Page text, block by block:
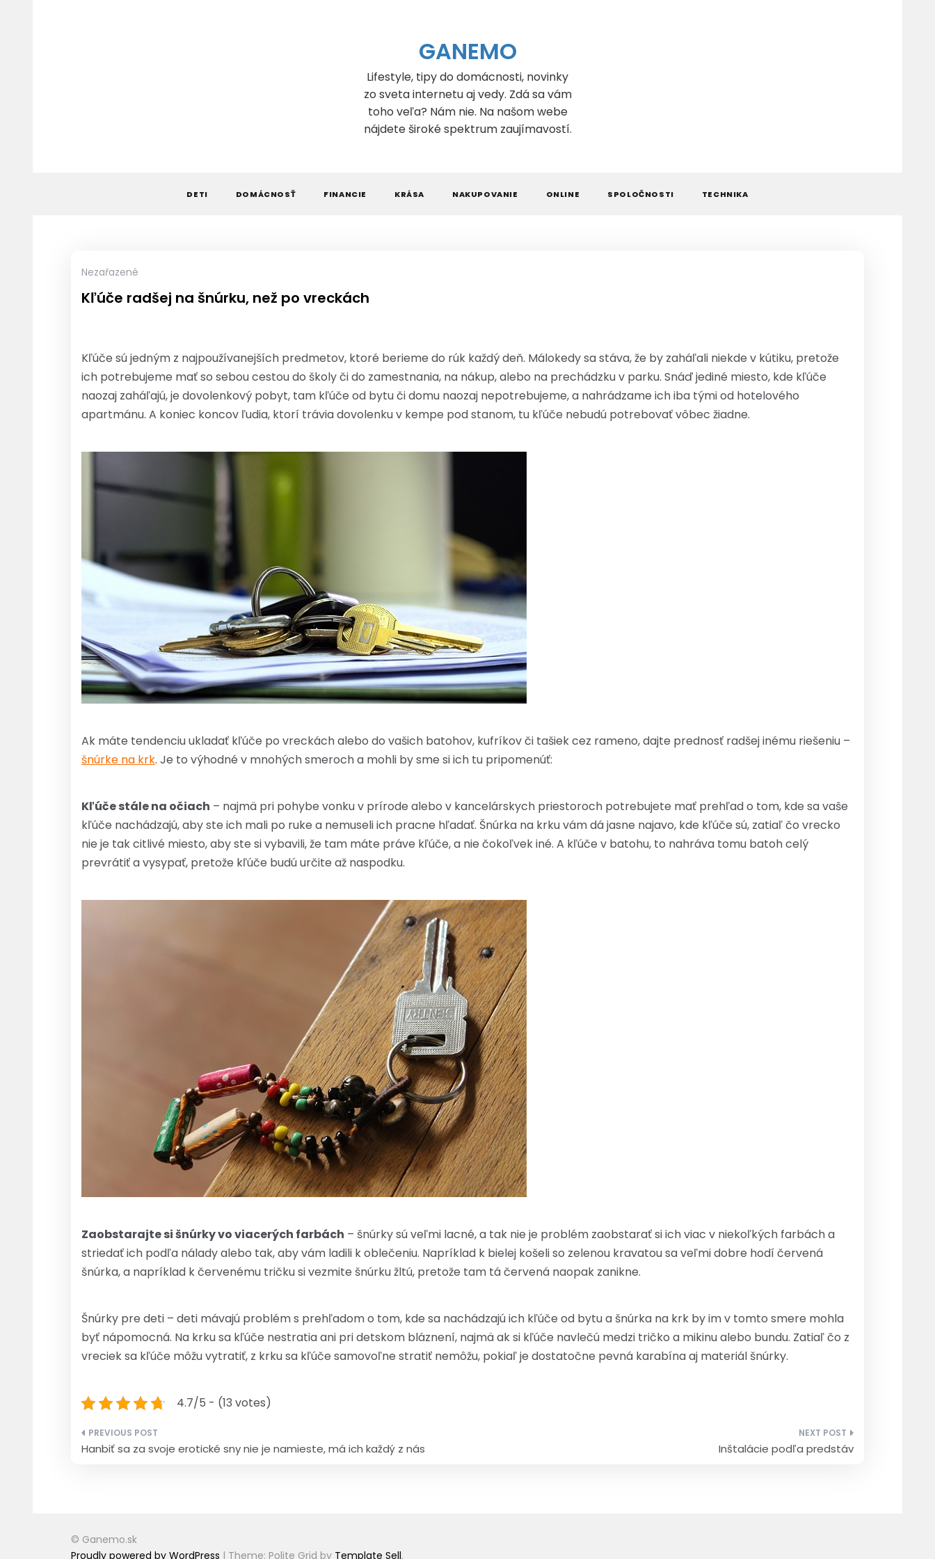
GANEMO
Lifestyle, tipy do domácnosti, novinky
zo sveta internetu aj vedy. Zdá sa vám
toho veľa? Nám nie. Na našom webe
nájdete široké spektrum zaujímavostí.
DETI DOMÁCNOSŤ FINANCIE KRÁSA NAKUPOVANIE ONLINE SPOLOČNOSTI TECHNIKA
Nezařazené
Kľúče radšej na šnúrku, než po vreckách
Kľúče sú jedným z najpoužívanejších predmetov, ktoré berieme do rúk každý deň. Málokedy sa stáva, že by zaháľali niekde v kútiku, pretože
ich potrebujeme mať so sebou cestou do školy či do zamestnania, na nákup, alebo na prechádzku v parku. Snáď jediné miesto, kde kľúče
naozaj zaháľajú, je dovolenkový pobyt, tam kľúče od bytu či domu naozaj nepotrebujeme, a nahrádzame ich iba tými od hotelového
apartmánu. A koniec koncov ľudia, ktorí trávia dovolenku v kempe pod stanom, tu kľúče nebudú potrebovať vôbec žiadne.
Ak máte tendenciu ukladať kľúče po vreckách alebo do vašich batohov, kufríkov či tašiek cez rameno, dajte prednosť radšej inému riešeniu –
šnúrke na krk. Je to výhodné v mnohých smeroch a mohli by sme si ich tu pripomenúť:
Kľúče stále na očiach – najmä pri pohybe vonku v prírode alebo v kancelárskych priestoroch potrebujete mať prehľad o tom, kde sa vaše
kľúče nachádzajú, aby ste ich mali po ruke a nemuseli ich pracne hľadať. Šnúrka na krku vám dá jasne najavo, kde kľúče sú, zatiaľ čo vrecko
nie je tak citlivé miesto, aby ste si vybavili, že tam máte práve kľúče, a nie čokoľvek iné. A kľúče v batohu, to nahráva tomu batoh celý
prevrátiť a vysypať, pretože kľúče budú určite až naspodku.
Zaobstarajte si šnúrky vo viacerých farbách – šnúrky sú veľmi lacné, a tak nie je problém zaobstarať si ich viac v niekoľkých farbách a
striedať ich podľa nálady alebo tak, aby vám ladili k oblečeniu. Napríklad k bielej košeli so zelenou kravatou sa veľmi dobre hodí červená
šnúrka, a napríklad k červenému tričku si vezmite šnúrku žltú, pretože tam tá červená naopak zanikne.
Šnúrky pre deti – deti mávajú problém s prehľadom o tom, kde sa nachádzajú ich kľúče od bytu a šnúrka na krk by im v tomto smere mohla
byť nápomocná. Na krku sa kľúče nestratia ani pri detskom bláznení, najmä ak si kľúče navlečú medzi tričko a mikinu alebo bundu. Zatiaľ čo z
vreciek sa kľúče môžu vytratiť, z krku sa kľúče samovoľne stratiť nemôžu, pokiaľ je dostatočne pevná karabína aj materiál šnúrky.
4.7/5 - (13 votes)
Navigace
Hanbiť sa za svoje erotické sny nie je namieste, má ich každý z nás Inštalácie podľa predstáv
© Ganemo.sk
Proudly powered by WordPress | Theme: Polite Grid by Template Sell.